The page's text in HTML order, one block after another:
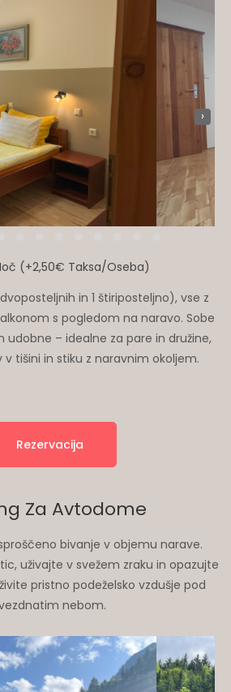
›
(+2,50€ Taksa/oseba)
in 1 štiriposteljno), vse z
s pogledom na naravo. Sobe
udobne – idealne za pare in družine,
v tišini in stiku z naravnim okoljem.
Rezervacija
Za Avtodome
bivanje v objemu narave.
uživajte v svežem zraku in opazujte
pristno podeželsko vzdušje pod
nebom.